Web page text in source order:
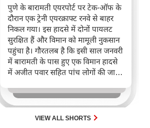
पुणे के बारामती एयरपोर्ट पर टेक-ऑफ के
दौरान एक ट्रेनी एयरक्राफ्ट रनवे से बाहर
निकल गया। इस हादसे में दोनों पायलट
सुरक्षित हैं और विमान को मामूली नुकसान
पहुंचा है। गौरतलब है कि इसी साल जनवरी
में बारामती के पास हुए एक विमान हादसे
में अजीत पवार सहित पांच लोगों की जान
VIEW ALL SHORTS